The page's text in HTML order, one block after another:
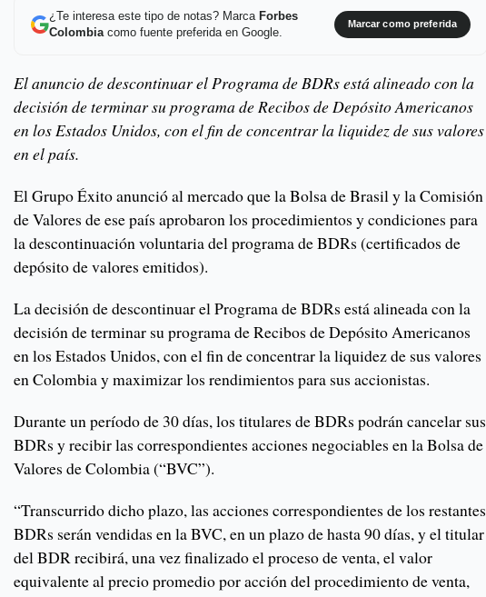
¿Te interesa este tipo de notas? Marca Forbes
Colombiacomo fuente preferida en Google.
Marcar como preferida
El anuncio de descontinuar el Programa de BDRs está alineado con la
decisión de terminar su programa de Recibos de Depósito Americanos
en los Estados Unidos, con el fin de concentrar la liquidez de sus valores
en el país.
El Grupo Éxito anunció al mercado que la Bolsa de Brasil y la Comisión
de Valores de ese país aprobaron los procedimientos y condiciones para
la descontinuación voluntaria del programa de BDRs (certificados de
depósito de valores emitidos).
La decisión de descontinuar el Programa de BDRs está alineada con la
decisión de terminar su programa de Recibos de Depósito Americanos
en los Estados Unidos, con el fin de concentrar la liquidez de sus valores
en Colombia y maximizar los rendimientos para sus accionistas.
Durante un período de 30 días, los titulares de BDRs podrán cancelar sus
BDRs y recibir las correspondientes acciones negociables en la Bolsa de
Valores de Colombia (“BVC”).
“Transcurrido dicho plazo, las acciones correspondientes de los restantes
BDRs serán vendidas en la BVC, en un plazo de hasta 90 días, y el titular
del BDR recibirá, una vez finalizado el proceso de venta, el valor
equivalente al precio promedio por acción del procedimiento de venta,